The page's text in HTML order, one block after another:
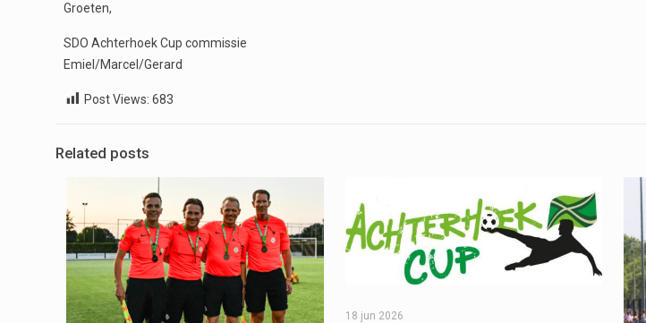
Groeten,
SDO Achterhoek Cup commissie
Emiel/Marcel/Gerard
Post Views: 683
Related posts
18 jun 2026